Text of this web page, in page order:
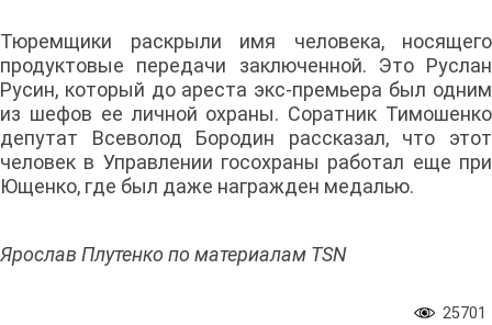
Тюремщики раскрыли имя человека, носящего
продуктовые передачи заключенной. Это Руслан
Русин, который до ареста экс-премьера был одним
из шефов ее личной охраны. Соратник Тимошенко
депутат Всеволод Бородин рассказал, что этот
человек в Управлении госохраны работал еще при
Ющенко, где был даже награжден медалью.
Ярослав Плутенко по материалам TSN
25701